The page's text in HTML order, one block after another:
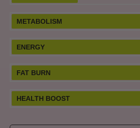
METABOLISM
ENERGY
FAT BURN
HEALTH BOOST